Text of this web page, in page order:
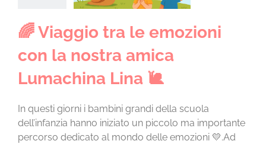
🌈 Viaggio tra le emozioni
con la nostra amica
Lumachina Lina 🐌
In questi giorni i bambini grandi della scuola
dell’infanzia hanno iniziato un piccolo ma importante
percorso dedicato al mondo delle emozioni 💛.Ad